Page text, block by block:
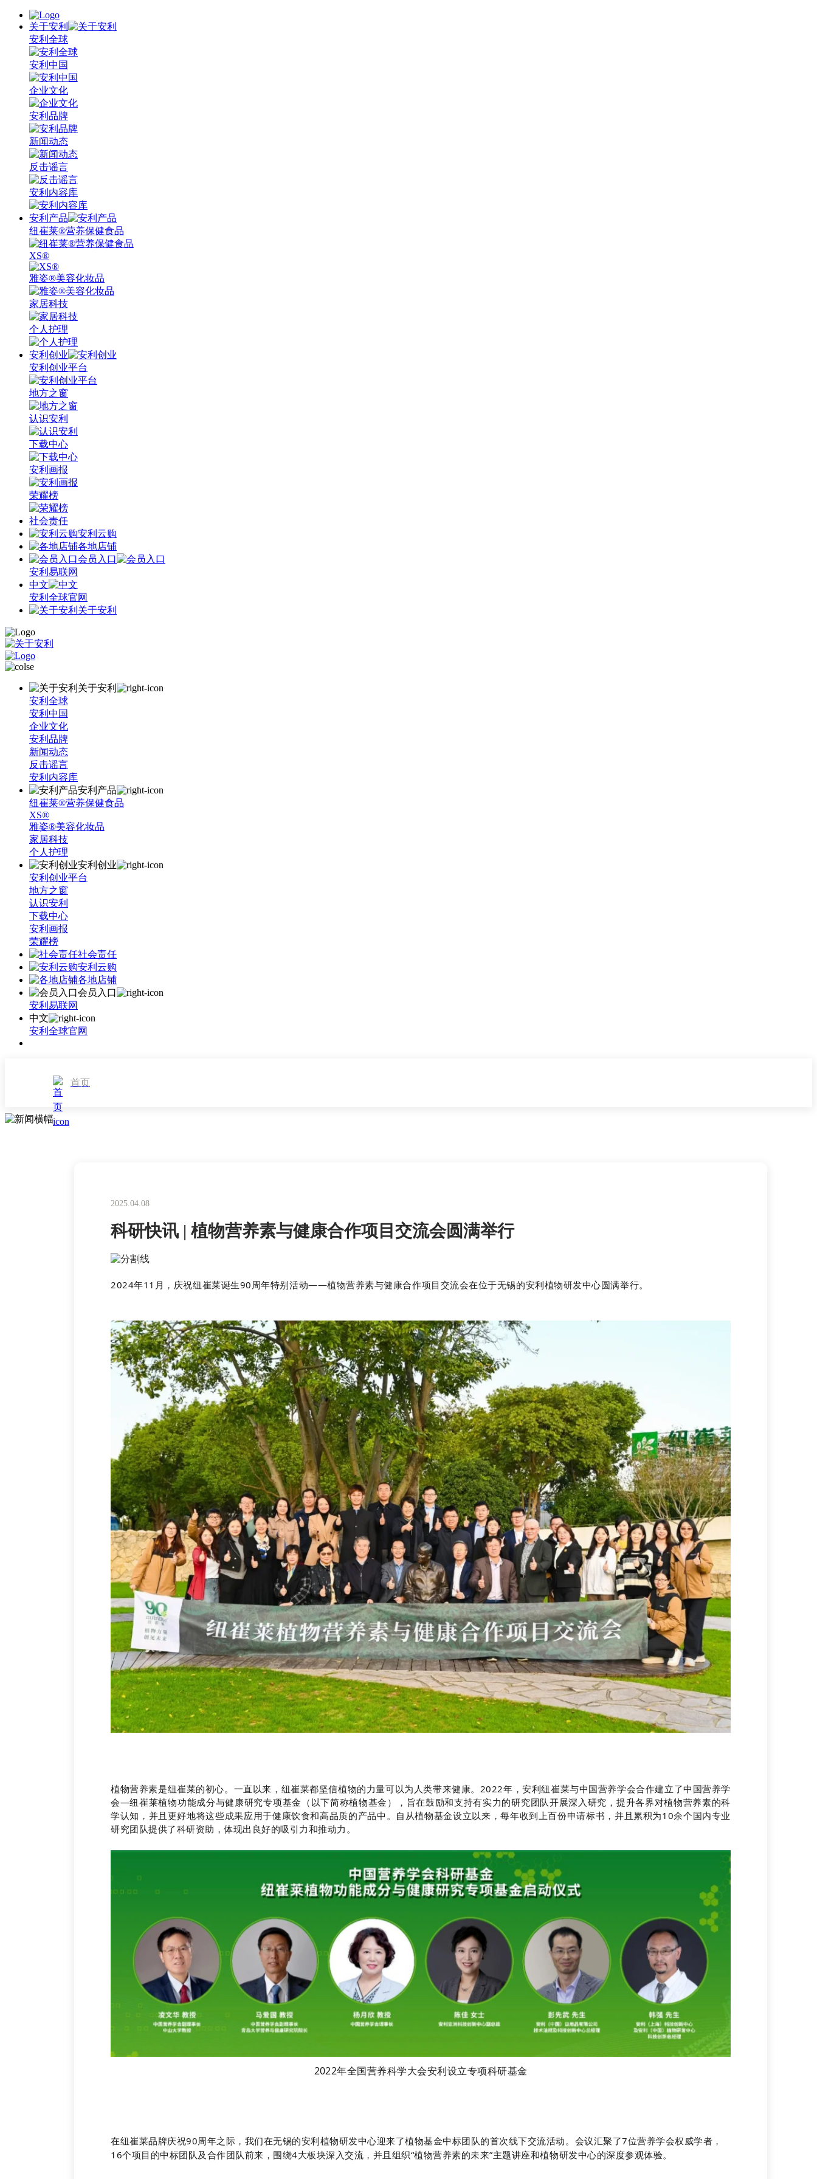
关于安利
安利全球
安利中国
企业文化
安利品牌
新闻动态
反击谣言
安利内容库
安利产品
纽崔莱®营养保健食品
XS®
雅姿®美容化妆品
家居科技
个人护理
安利创业
安利创业平台
地方之窗
认识安利
下载中心
安利画报
荣耀榜
社会责任
安利云购
各地店铺
会员入口
安利易联网
中文
安利全球官网
关于安利
关于安利
安利全球
安利中国
企业文化
安利品牌
新闻动态
反击谣言
安利内容库
安利产品
纽崔莱®营养保健食品
XS®
雅姿®美容化妆品
家居科技
个人护理
安利创业
安利创业平台
地方之窗
认识安利
下载中心
安利画报
荣耀榜
社会责任
安利云购
各地店铺
会员入口
安利易联网
中文
安利全球官网
首页
2025.04.08
科研快讯 | 植物营养素与健康合作项目交流会圆满举行
2024年11月，庆祝纽崔莱诞生90周年特别活动——植物营养素与健康合作项目交流会在位于无锡的安利植物研发中心圆满举行。
植物营养素是纽崔莱的初心。一直以来，纽崔莱都坚信植物的力量可以为人类带来健康。 2022年，安利纽崔莱与中国营养学会合作建立了中国营养学
会—纽崔莱植物功能成分与健康研究专项基金（以下简称植物基金），旨在鼓励和支持有实力的研究团队开展深入研究，提升各界对植物营养素的科
学认知，并且更好地将这些成果应用于健康饮食和高品质的产品中。自从植物基金设立以来，每年收到上百份申请标书，并且累积为10余个国内专业
研究团队提供了科研资助，体现出良好的吸引力和推动力。
2022年全国营养科学大会安利设立专项科研基金
在纽崔莱品牌庆祝90周年之际，我们在无锡的安利植物研发中心迎来了植物基金中标团队的首次线下交流活动。 会议汇聚了7位营养学会权威学者，
16个项目的中标团队及合作团队前来，围绕4大板块深入交流，并且组织“植物营养素的未来”主题讲座和植物研发中心的深度参观体验。